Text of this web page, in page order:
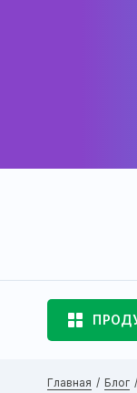
Главная Блог